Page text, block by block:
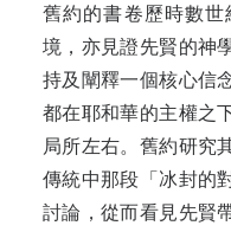
舊約的書卷歷時數
境，亦見證先賢的神
持及闡釋一個核心信
都在耶和華的主權之
局所左右。舊約研究
傳統中那段「冰封的
討論，從而看見先賢